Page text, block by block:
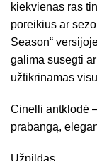
kiekvienas ras
poreikius ar
Season“
galima susegti
užtikrinamas
Cinelli antklodė
prabangą,
Užpildas